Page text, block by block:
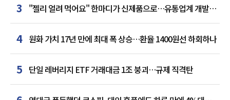
3
"젤리 얼려 먹어요" 한마디가 신제품으로…유통업계 개발실
된 SNS
4 원화 가치 17년 만에 최대 폭 상승…환율 1400원선 하회하나
5 단일 레버리지 ETF 거래대금 1조 붕괴…규제 직격탄